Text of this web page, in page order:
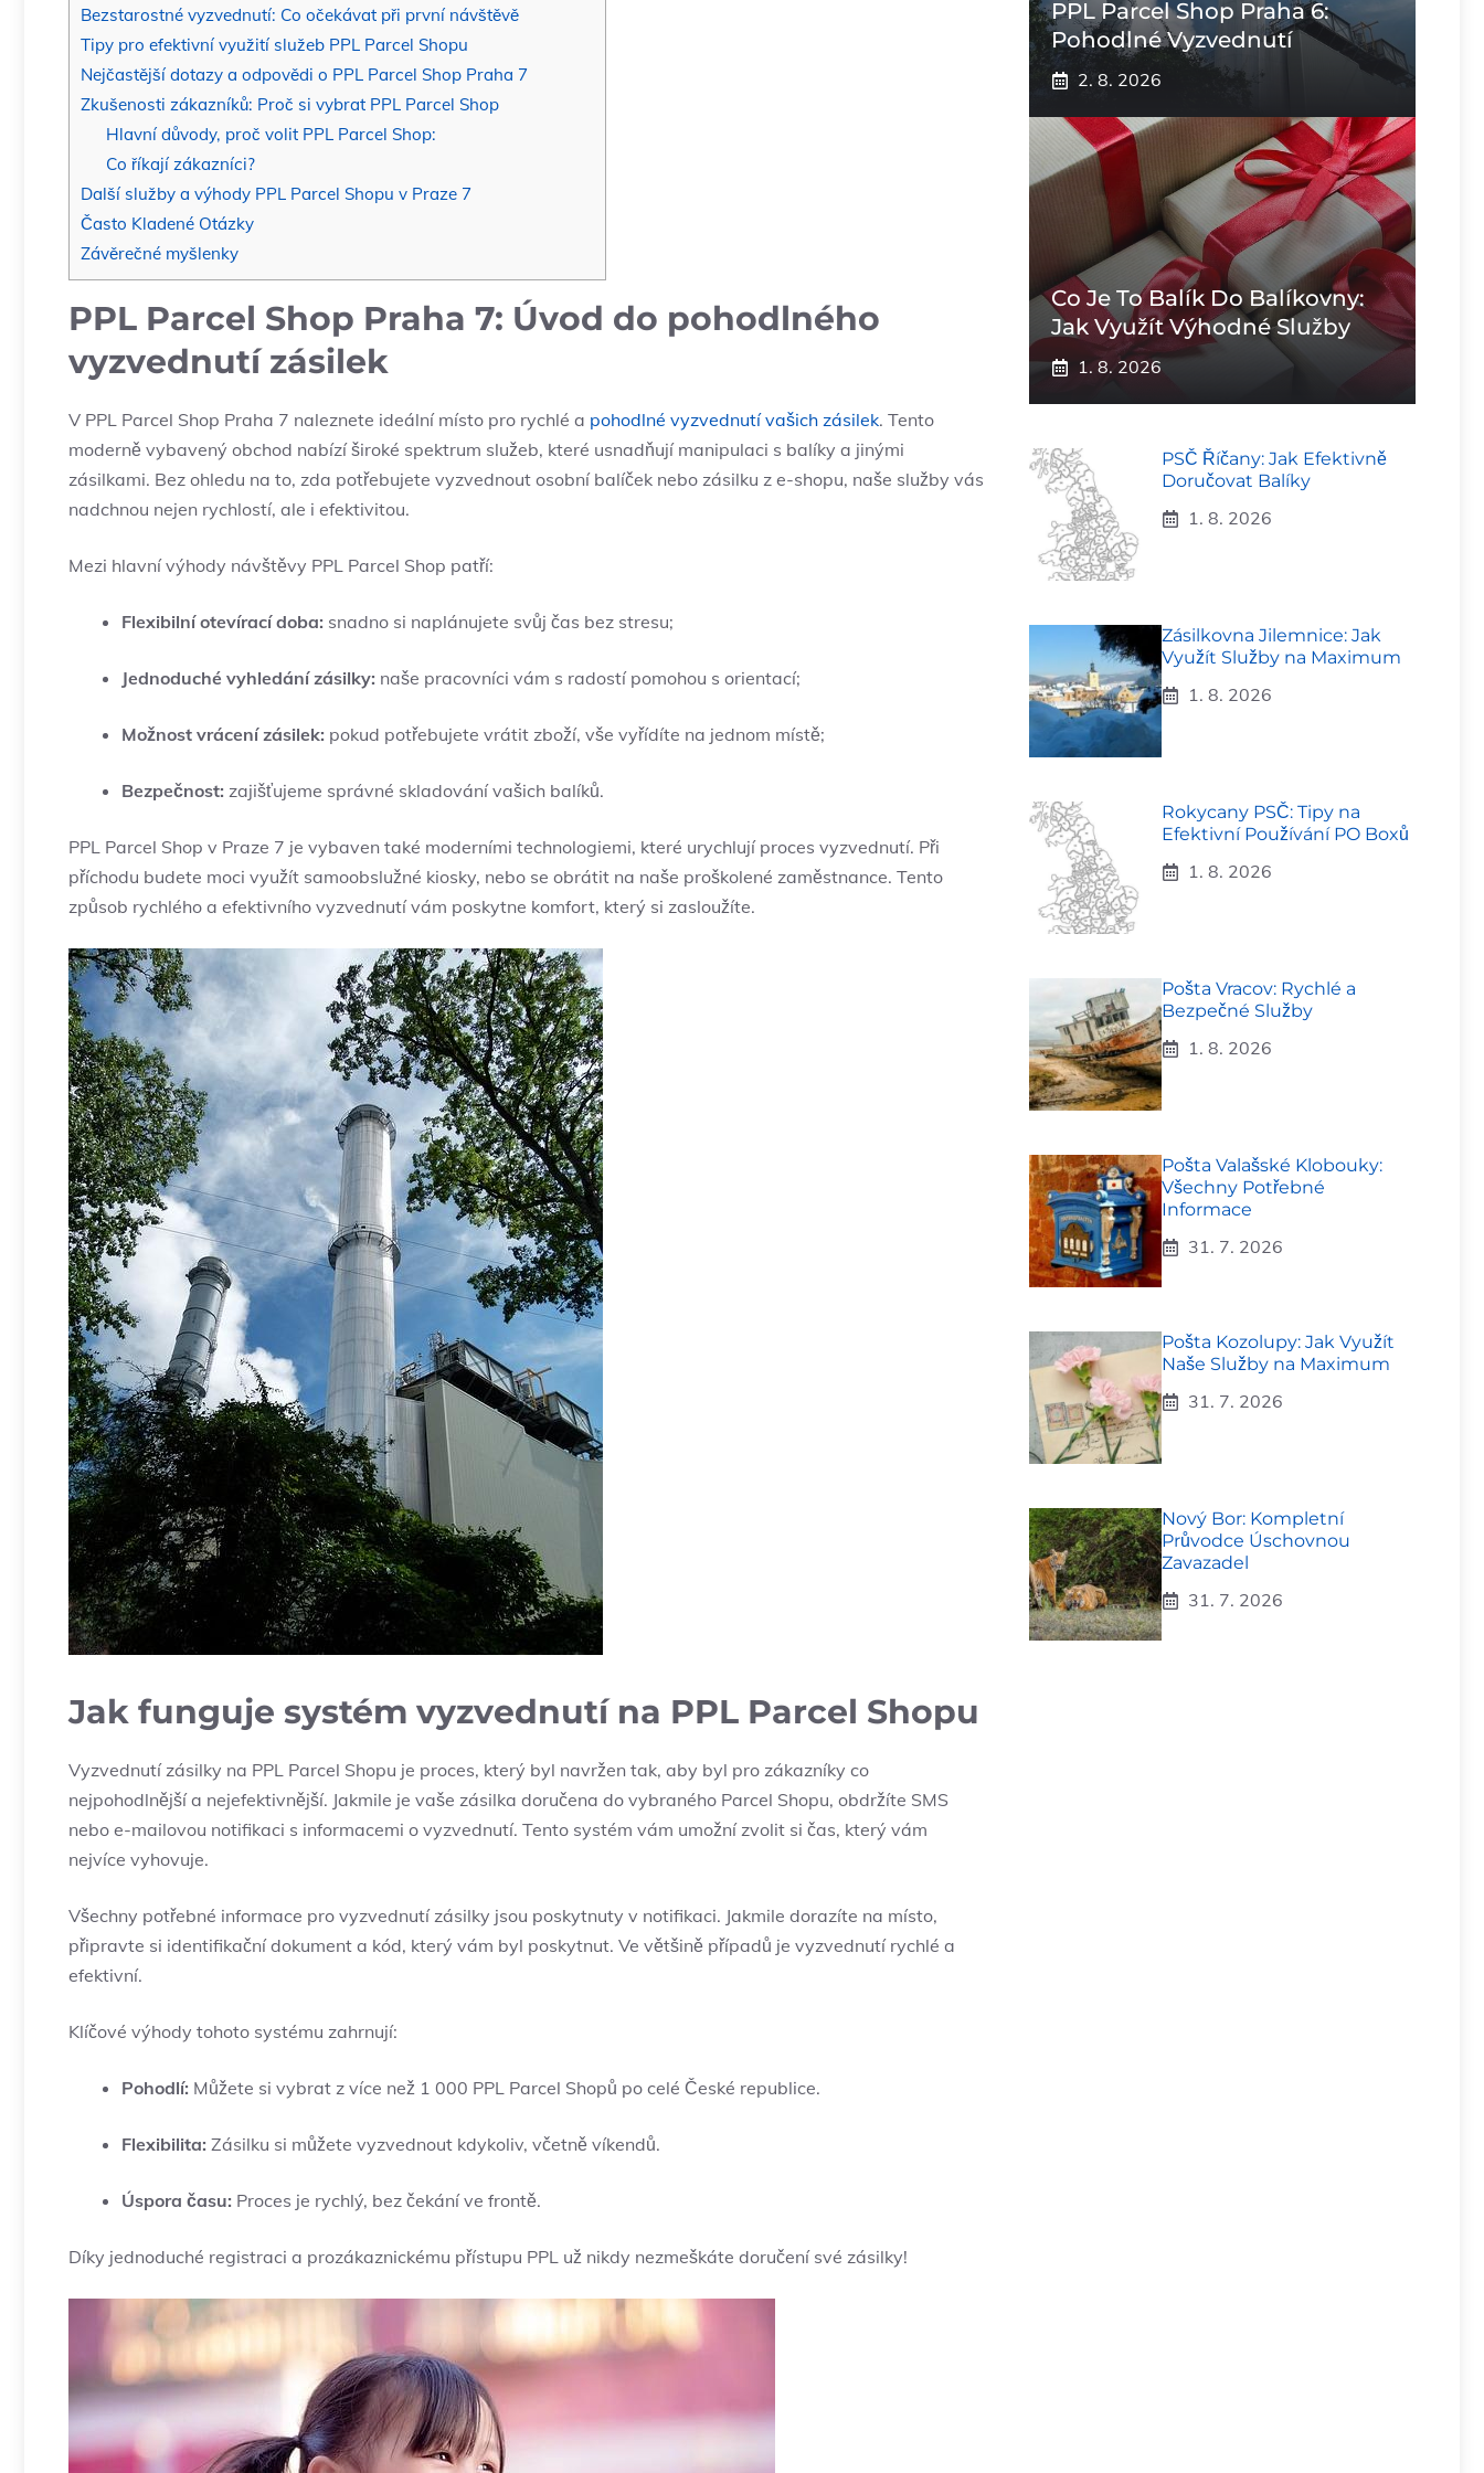
Bezstarostné vyzvednutí: Co očekávat při první návštěvě
Tipy pro efektivní využití služeb PPL Parcel Shopu
Nejčastější dotazy a odpovědi o PPL Parcel Shop Praha 7
Zkušenosti zákazníků: Proč si vybrat PPL Parcel Shop
Hlavní důvody, proč volit PPL Parcel Shop:
Co říkají zákazníci?
Další služby a výhody PPL Parcel Shopu v Praze 7
Často Kladené Otázky
Závěrečné myšlenky
PPL Parcel Shop Praha 7: Úvod do pohodlného
vyzvednutí zásilek
V PPL Parcel Shop Praha 7 naleznete ideální místo pro rychlé a pohodlné vyzvednutí vašich zásilek. Tento
moderně vybavený obchod nabízí široké spektrum služeb, které usnadňují manipulaci s balíky a jinými
zásilkami. Bez ohledu na to, zda potřebujete vyzvednout osobní balíček nebo zásilku z e-shopu, naše služby vás
nadchnou nejen rychlostí, ale i efektivitou.
Mezi hlavní výhody návštěvy PPL Parcel Shop patří:
Flexibilní otevírací doba: snadno si naplánujete svůj čas bez stresu;
Jednoduché vyhledání zásilky: naše pracovníci vám s radostí pomohou s orientací;
Možnost vrácení zásilek: pokud potřebujete vrátit zboží, vše vyřídíte na jednom místě;
Bezpečnost: zajišťujeme správné skladování vašich balíků.
PPL Parcel Shop v Praze 7 je vybaven také moderními technologiemi, které urychlují proces vyzvednutí. Při
příchodu budete moci využít samoobslužné kiosky, nebo se obrátit na naše proškolené zaměstnance. Tento
způsob rychlého a efektivního vyzvednutí vám poskytne komfort, který si zasloužíte.
Jak funguje systém vyzvednutí na PPL Parcel Shopu
Vyzvednutí zásilky na PPL Parcel Shopu je proces, který byl navržen tak, aby byl pro zákazníky co
nejpohodlnější a nejefektivnější. Jakmile je vaše zásilka doručena do vybraného Parcel Shopu, obdržíte SMS
nebo e-mailovou notifikaci s informacemi o vyzvednutí. Tento systém vám umožní zvolit si čas, který vám
nejvíce vyhovuje.
Všechny potřebné informace pro vyzvednutí zásilky jsou poskytnuty v notifikaci. Jakmile dorazíte na místo,
připravte si identifikační dokument a kód, který vám byl poskytnut. Ve většině případů je vyzvednutí rychlé a
efektivní.
Klíčové výhody tohoto systému zahrnují:
Pohodlí: Můžete si vybrat z více než 1 000 PPL Parcel Shopů po celé České republice.
Flexibilita: Zásilku si můžete vyzvednout kdykoliv, včetně víkendů.
Úspora času: Proces je rychlý, bez čekání ve frontě.
Díky jednoduché registraci a prozákaznickému přístupu PPL už nikdy nezmeškáte doručení své zásilky!
PPL Parcel Shop Praha 6:
Pohodlné Vyzvednutí
2. 8. 2026
Co Je To Balík Do Balíkovny:
Jak Využít Výhodné Služby
1. 8. 2026
PSČ Říčany: Jak Efektivně
Doručovat Balíky
1. 8. 2026
Zásilkovna Jilemnice: Jak
Využít Služby na Maximum
1. 8. 2026
Rokycany PSČ: Tipy na
Efektivní Používání PO Boxů
1. 8. 2026
Pošta Vracov: Rychlé a
Bezpečné Služby
1. 8. 2026
Pošta Valašské Klobouky:
Všechny Potřebné
Informace
31. 7. 2026
Pošta Kozolupy: Jak Využít
Naše Služby na Maximum
31. 7. 2026
Nový Bor: Kompletní
Průvodce Úschovnou
Zavazadel
31. 7. 2026